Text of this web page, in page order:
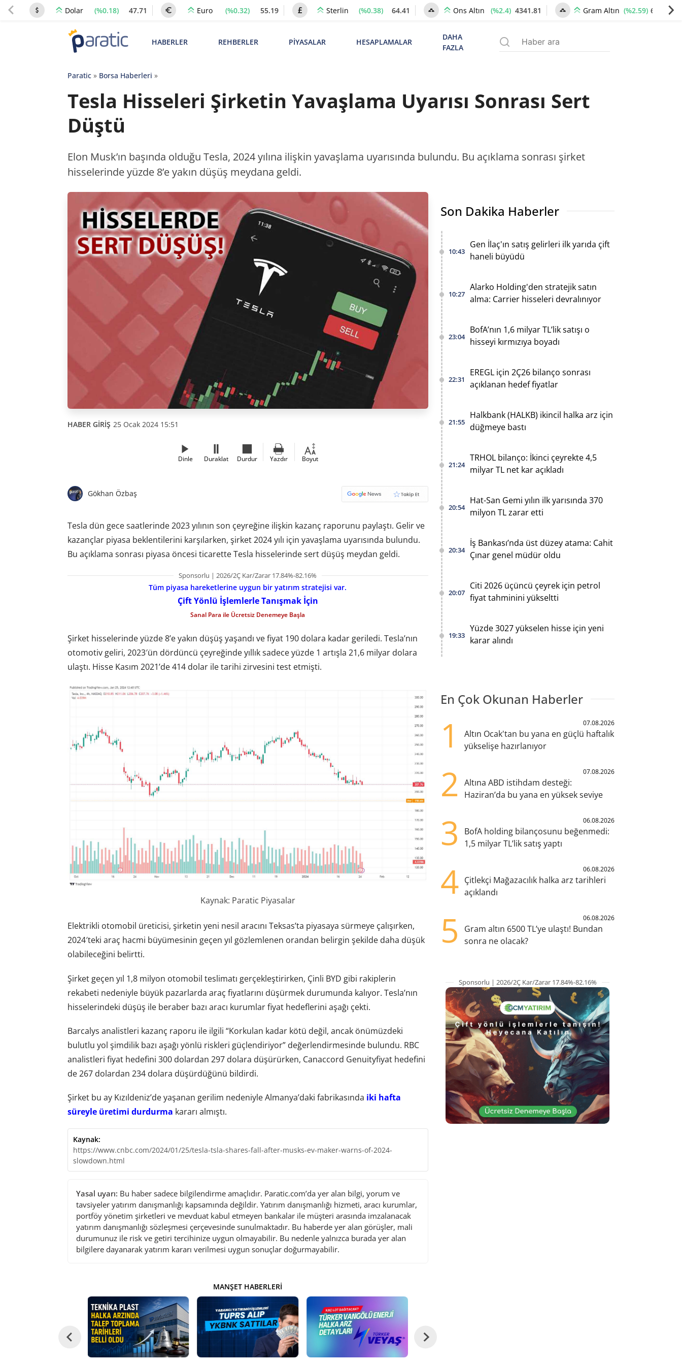
Dolar (%0.18) 47.71 Euro (%0.32) 55.19 Sterlin (%0.38) 64.41 Ons Altın (%2.4) 4341.81 Gram Altın (%2.59) 6660.55
HABERLER REHBERLER PİYASALAR HESAPLAMALAR
DAHA
FAZLA
Paratic» Borsa Haberleri »
Tesla Hisseleri Şirketin Yavaşlama Uyarısı Sonrası Sert
Düştü
Elon Musk’ın başında olduğu Tesla, 2024 yılına ilişkin yavaşlama uyarısında bulundu. Bu açıklama sonrası şirket
hisselerinde yüzde 8’e yakın düşüş meydana geldi.
HABER GİRİŞ 25 Ocak 2024 15:51
Dinle Duraklat Durdur Yazdır Boyut
Gökhan Özbaş
Tesla dün gece saatlerinde 2023 yılının son çeyreğine ilişkin kazanç raporunu paylaştı. Gelir ve
kazançlar piyasa beklentilerini karşılarken, şirket 2024 yılı için yavaşlama uyarısında bulundu.
Bu açıklama sonrası piyasa öncesi ticarette Tesla hisselerinde sert düşüş meydan geldi.
Sponsorlu | 2026/2Ç Kar/Zarar 17.84%-82.16%
Tüm piyasa hareketlerine uygun bir yatırım stratejisi var.
Çift Yönlü İşlemlerle Tanışmak İçin
Sanal Para ile Ücretsiz Denemeye Başla
Şirket hisselerinde yüzde 8’e yakın düşüş yaşandı ve fiyat 190 dolara kadar geriledi. Tesla’nın
otomotiv geliri, 2023′ün dördüncü çeyreğinde yıllık sadece yüzde 1 artışla 21,6 milyar dolara
ulaştı. Hisse Kasım 2021’de 414 dolar ile tarihi zirvesini test etmişti.
Kaynak: Paratic Piyasalar
Elektrikli otomobil üreticisi, şirketin yeni nesil aracını Teksas’ta piyasaya sürmeye çalışırken,
2024′teki araç hacmi büyümesinin geçen yıl gözlemlenen orandan belirgin şekilde daha düşük
olabileceğini belirtti.
Şirket geçen yıl 1,8 milyon otomobil teslimatı gerçekleştirirken, Çinli BYD gibi rakiplerin
rekabeti nedeniyle büyük pazarlarda araç fiyatlarını düşürmek durumunda kalıyor. Tesla’nın
hisselerindeki düşüş ile beraber bazı aracı kurumlar fiyat hedeflerini aşağı çekti.
Barcalys analistleri kazanç raporu ile ilgili “Korkulan kadar kötü değil, ancak önümüzdeki
bulutlu yol şimdilik bazı aşağı yönlü riskleri güçlendiriyor” değerlendirmesinde bulundu. RBC
analistleri fiyat hedefini 300 dolardan 297 dolara düşürürken, Canaccord Genuityfiyat hedefini
de 267 dolardan 234 dolara düşürdüğünü bildirdi.
Şirket bu ay Kızıldeniz’de yaşanan gerilim nedeniyle Almanya’daki fabrikasında iki hafta
süreyle üretimi durdurma kararı almıştı.
Kaynak:
https://www.cnbc.com/2024/01/25/tesla-tsla-shares-fall-after-musks-ev-maker-warns-of-2024-
slowdown.html
Yasal uyarı: Bu haber sadece bilgilendirme amaçlıdır. Paratic.com’da yer alan bilgi, yorum ve
tavsiyeler yatırım danışmanlığı kapsamında değildir. Yatırım danışmanlığı hizmeti, aracı kurumlar,
portföy yönetim şirketleri ve mevduat kabul etmeyen bankalar ile müşteri arasında imzalanacak
yatırım danışmanlığı sözleşmesi çerçevesinde sunulmaktadır. Bu haberde yer alan görüşler, mali
durumunuz ile risk ve getiri tercihinize uygun olmayabilir. Bu nedenle yalnızca burada yer alan
bilgilere dayanarak yatırım kararı verilmesi uygun sonuçlar doğurmayabilir.
MANŞET HABERLERI
Son Dakika Haberler
10:43
Gen İlaç'ın satış gelirleri ilk yarıda çift
haneli büyüdü
10:27
Alarko Holding'den stratejik satın
alma: Carrier hisseleri devralınıyor
23:04
BofA’nın 1,6 milyar TL’lik satışı o
hisseyi kırmızıya boyadı
22:31
EREGL için 2Ç26 bilanço sonrası
açıklanan hedef fiyatlar
21:55
Halkbank (HALKB) ikincil halka arz için
düğmeye bastı
21:24
TRHOL bilanço: İkinci çeyrekte 4,5
milyar TL net kar açıkladı
20:54
Hat-San Gemi yılın ilk yarısında 370
milyon TL zarar etti
20:34
İş Bankası’nda üst düzey atama: Cahit
Çınar genel müdür oldu
20:07
Citi 2026 üçüncü çeyrek için petrol
fiyat tahminini yükseltti
19:33
Yüzde 3027 yükselen hisse için yeni
karar alındı
En Çok Okunan Haberler
1 07.08.2026
Altın Ocak'tan bu yana en güçlü haftalık
yükselişe hazırlanıyor
2 07.08.2026
Altına ABD istihdam desteği:
Haziran’da bu yana en yüksek seviye
3 06.08.2026
BofA holding bilançosunu beğenmedi:
1,5 milyar TL’lik satış yaptı
4 06.08.2026
Çitlekçi Mağazacılık halka arz tarihleri
açıklandı
5 06.08.2026
Gram altın 6500 TL’ye ulaştı! Bundan
sonra ne olacak?
Sponsorlu | 2026/2Ç Kar/Zarar 17.84%-82.16%